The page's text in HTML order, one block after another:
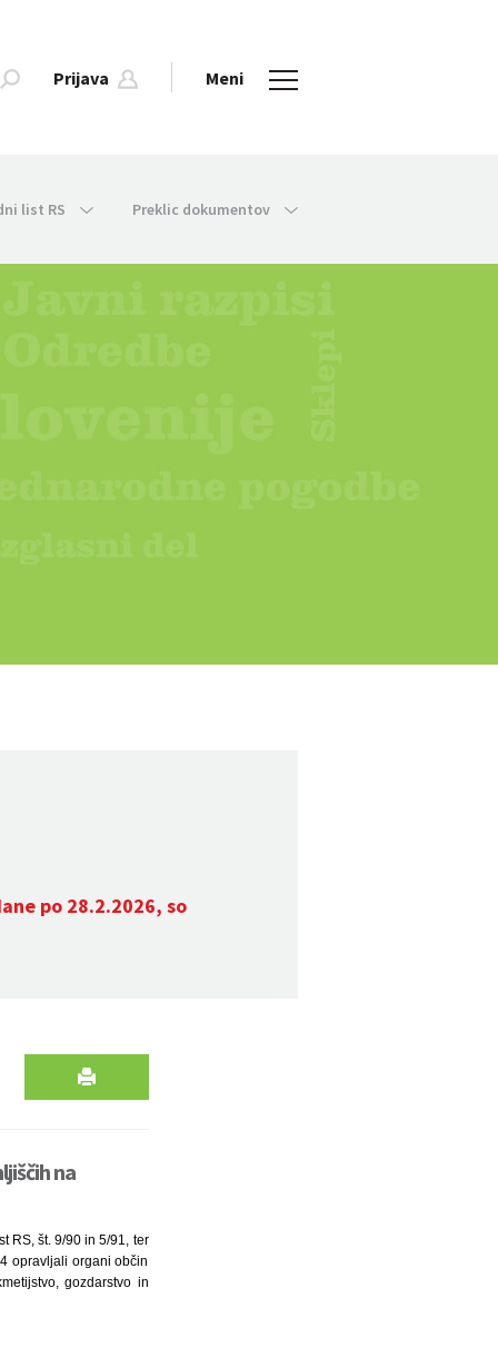
Prijava Meni
list RS Preklic dokumentov
po 28.2.2026, so
na
RS, št. 9/90 in 5/91, ter
opravljali organi občin
gozdarstvo in